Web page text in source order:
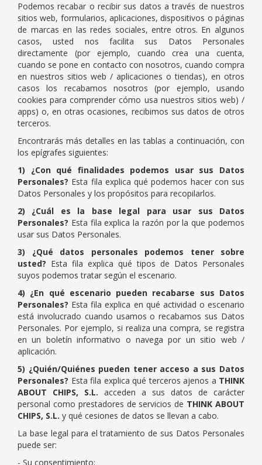
Podemos recabar o recibir sus datos a través de nuestros
sitios web, formularios, aplicaciones, dispositivos o páginas
de marcas en las redes sociales, entre otros. En algunos
casos, usted nos facilita sus Datos Personales
directamente (por ejemplo, cuando crea una cuenta,
cuando se pone en contacto con nosotros, cuando compra
en nuestros sitios web / aplicaciones o tiendas), en otros
casos los recabamos nosotros (por ejemplo, usando
cookies para comprender cómo usa nuestros sitios web) /
apps) o, en otras ocasiones, recibimos sus datos de otros
terceros.
Encontrarás más detalles en las tablas a continuación, con
los epígrafes siguientes:
1) ¿Con qué finalidades podemos usar sus Datos
Personales? Esta fila explica qué podemos hacer con sus
Datos Personales y los propósitos para recopilarlos.
2) ¿Cuál es la base legal para usar sus Datos
Personales? Esta fila explica la razón por la que podemos
usar sus Datos Personales.
3) ¿Qué datos personales podemos tener sobre
usted? Esta fila explica qué tipos de Datos Personales
suyos podemos tratar según el escenario.
4) ¿En qué escenario pueden recabarse sus Datos
Personales? Esta fila explica en qué actividad o escenario
está involucrado cuando usamos o recabamos sus Datos
Personales. Por ejemplo, si realiza una compra, se registra
en un boletín informativo o navega por un sitio web /
aplicación.
5) ¿Quién/Quiénes pueden tener acceso a sus Datos
Personales? Esta fila explica qué terceros ajenos a THINK
ABOUT CHIPS, S.L. acceden a sus datos de carácter
personal como prestadores de servicios de THINK ABOUT
CHIPS, S.L. y qué cesiones de datos se llevan a cabo.
La base legal para el tratamiento de sus Datos Personales
puede ser:
- Su consentimiento;